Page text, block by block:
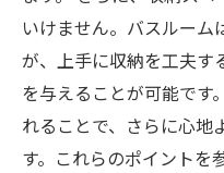
いけません。バスルーム
が、上手に収納を工夫す
を与えることが可能です
れることで、さらに心地
す。これらのポイントを